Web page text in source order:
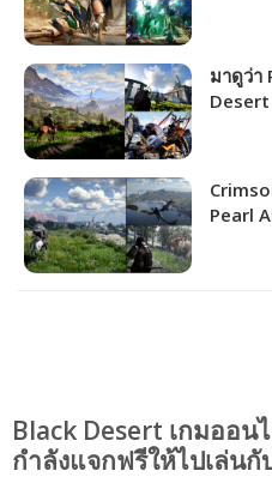
มาดูว่า
Desert
Pearl
Black Desert เกมออน
กำลังแจกฟรีให้ไปเล่นกั